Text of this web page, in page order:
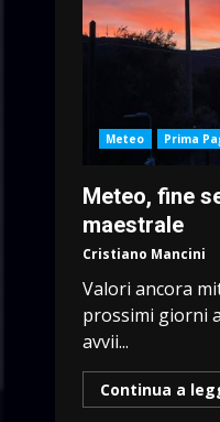
Meteo Prima
Meteo, fine
maestrale
Cristiano Mancini
Valori ancora
prossimi giorni
avvii...
Continua a